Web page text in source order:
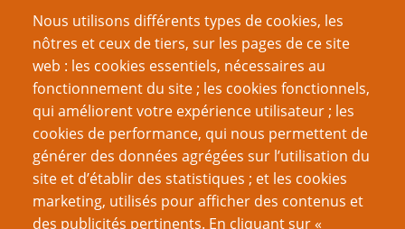
Nous utilisons différents types de cookies, les
nôtres et ceux de tiers, sur les pages de ce site
web : les cookies essentiels, nécessaires au
fonctionnement du site ; les cookies fonctionnels,
qui améliorent votre expérience utilisateur ; les
cookies de performance, qui nous permettent de
générer des données agrégées sur l’utilisation du
site et d’établir des statistiques ; et les cookies
marketing, utilisés pour afficher des contenus et
des publicités pertinents. En cliquant sur «
Recherche
Nom d'utilisateur